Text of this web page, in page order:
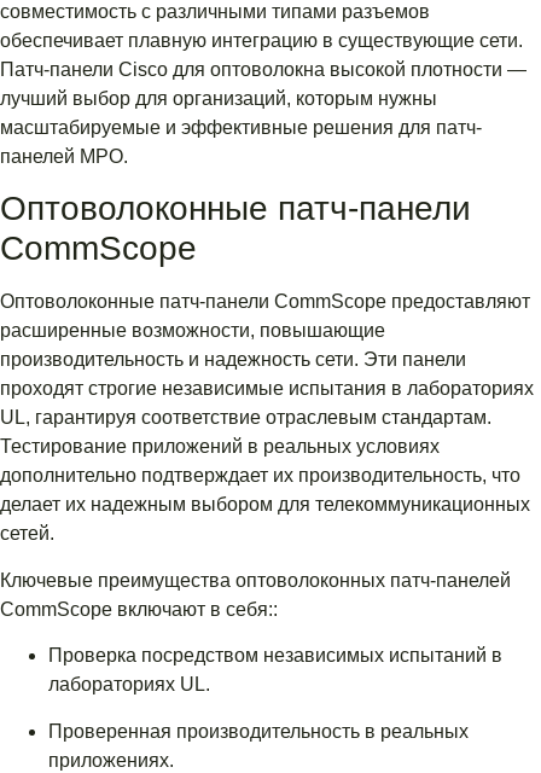
совместимость с различными типами разъемов
обеспечивает плавную интеграцию в существующие сети.
Патч-панели Cisco для оптоволокна высокой плотности —
лучший выбор для организаций, которым нужны
масштабируемые и эффективные решения для патч-
панелей MPO.
Оптоволоконные патч-панели
CommScope
Оптоволоконные патч-панели CommScope предоставляют
расширенные возможности, повышающие
производительность и надежность сети. Эти панели
проходят строгие независимые испытания в лабораториях
UL, гарантируя соответствие отраслевым стандартам.
Тестирование приложений в реальных условиях
дополнительно подтверждает их производительность, что
делает их надежным выбором для телекоммуникационных
сетей.
Ключевые преимущества оптоволоконных патч-панелей
CommScope включают в себя::
Проверка посредством независимых испытаний в
лабораториях UL.
Проверенная производительность в реальных
приложениях.